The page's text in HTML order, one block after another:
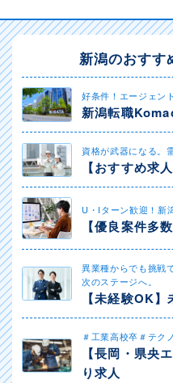
新潟のおすす
好条件！エージェン
新潟転職
資格が武器になる。
【おすすめ求
U・Iターン歓迎！新
【優良案件多
異業種からでも挑戦
次のステージへ。
【未経験OK
＃工業高校卒＃テク
【長岡・県央
り求人